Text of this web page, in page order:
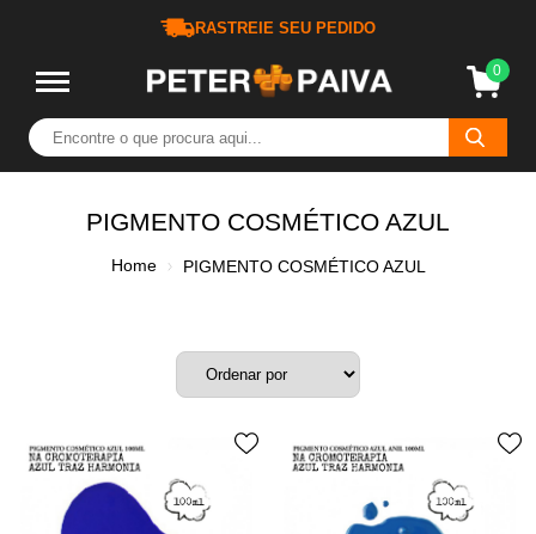
RASTREIE SEU PEDIDO
0
PIGMENTO COSMÉTICO AZUL
Home PIGMENTO COSMÉTICO AZUL